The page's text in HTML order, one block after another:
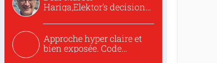
Hariga,Elektor’s decision
Approche hyper claire et
bien exposée. Code